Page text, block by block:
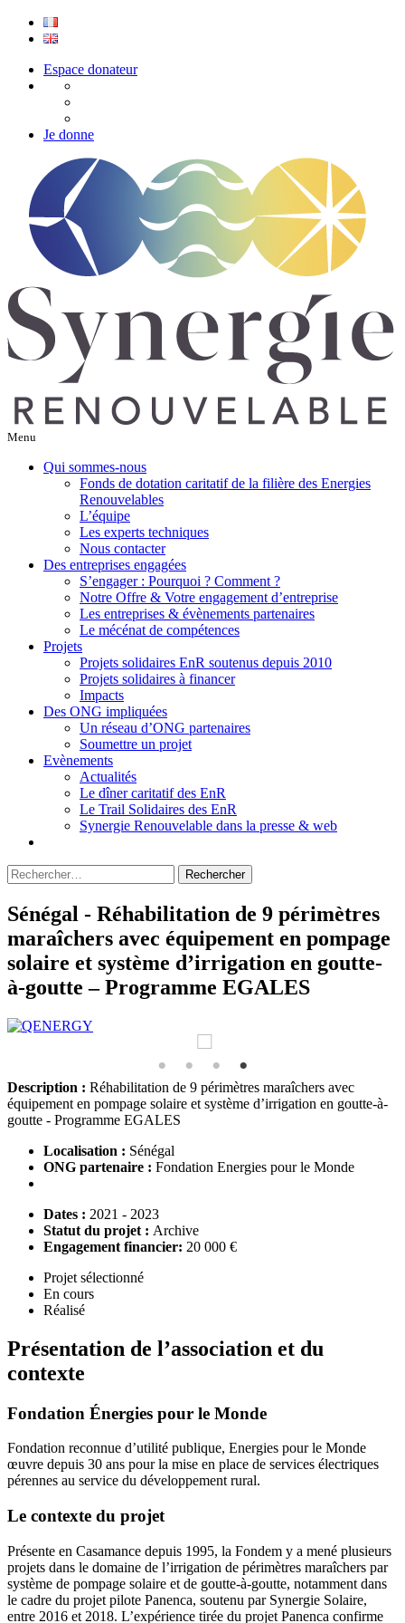
Espace donateur
Je donne
Menu
Qui sommes-nous
Fonds de dotation caritatif de la filière des Energies
Renouvelables
L’équipe
Les experts techniques
Nous contacter
Des entreprises engagées
S’engager : Pourquoi ? Comment ?
Notre Offre & Votre engagement d’entreprise
Les entreprises & évènements partenaires
Le mécénat de compétences
Projets
Projets solidaires EnR soutenus depuis 2010
Projets solidaires à financer
Impacts
Des ONG impliquées
Un réseau d’ONG partenaires
Soumettre un projet
Evènements
Actualités
Le dîner caritatif des EnR
Le Trail Solidaires des EnR
Synergie Renouvelable dans la presse & web
Rechercher :
Sénégal - Réhabilitation de 9 périmètres
maraîchers avec équipement en pompage
solaire et système d’irrigation en goutte-
à-goutte – Programme EGALES
Description : Réhabilitation de 9 périmètres maraîchers avec
équipement en pompage solaire et système d’irrigation en goutte-à-
goutte - Programme EGALES
Localisation : Sénégal
ONG partenaire : Fondation Energies pour le Monde
Dates : 2021 - 2023
Statut du projet : Archive
Engagement financier: 20 000 €
Projet sélectionné
En cours
Réalisé
Présentation de l’association et du
contexte
Fondation Énergies pour le Monde
Fondation reconnue d’utilité publique, Energies pour le Monde
œuvre depuis 30 ans pour la mise en place de services électriques
pérennes au service du développement rural.
Le contexte du projet
Présente en Casamance depuis 1995, la Fondem y a mené plusieurs
projets dans le domaine de l’irrigation de périmètres maraîchers par
système de pompage solaire et de goutte-à-goutte, notamment dans
le cadre du projet pilote Panenca, soutenu par Synergie Solaire,
entre 2016 et 2018. L’expérience tirée du projet Panenca confirme